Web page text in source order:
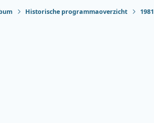
Historische programmaoverzicht 1981